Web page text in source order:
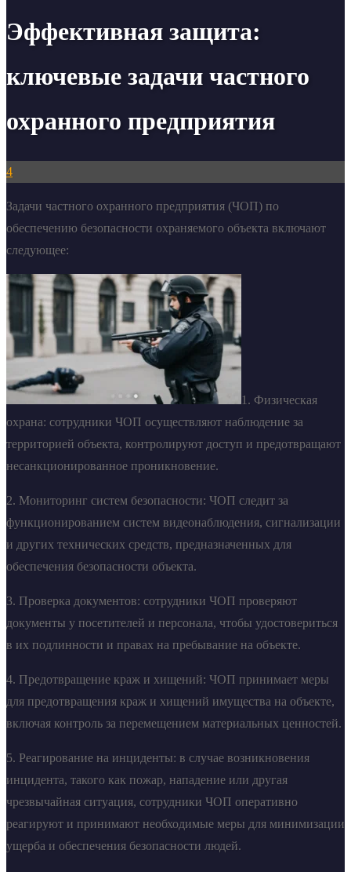
Эффективная защита:
ключевые задачи частного
охранного предприятия
4
Задачи частного охранного предприятия (ЧОП) по
обеспечению безопасности охраняемого объекта включают
следующее:
1. Физическая
охрана: сотрудники ЧОП осуществляют наблюдение за
территорией объекта, контролируют доступ и предотвращают
несанкционированное проникновение.
2. Мониторинг систем безопасности: ЧОП следит за
функционированием систем видеонаблюдения, сигнализации
и других технических средств, предназначенных для
обеспечения безопасности объекта.
3. Проверка документов: сотрудники ЧОП проверяют
документы у посетителей и персонала, чтобы удостовериться
в их подлинности и правах на пребывание на объекте.
4. Предотвращение краж и хищений: ЧОП принимает меры
для предотвращения краж и хищений имущества на объекте,
включая контроль за перемещением материальных ценностей.
5. Реагирование на инциденты: в случае возникновения
инцидента, такого как пожар, нападение или другая
чрезвычайная ситуация, сотрудники ЧОП оперативно
реагируют и принимают необходимые меры для минимизации
ущерба и обеспечения безопасности людей.